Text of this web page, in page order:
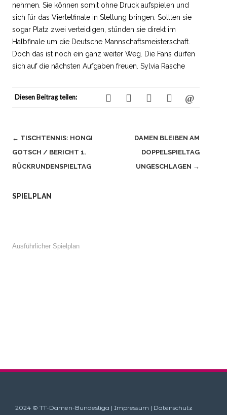
nehmen. Sie können somit ohne Druck aufspielen und
sich für das Viertelfinale in Stellung bringen. Sollten sie
sogar Platz zwei verteidigen, stünden sie direkt im
Halbfinale um die Deutsche Mannschaftsmeisterschaft.
Doch das ist noch ein ganz weiter Weg. Die Fans dürfen
sich auf die nächsten Aufgaben freuen. Sylvia Rasche
Diesen Beitrag teilen:
Beitragsnavigation
← TISCHTENNIS: HONGI
GOTSCH / BERICHT 1.
RÜCKRUNDENSPIELTAG
DAMEN BLEIBEN AM
DOPPELSPIELTAG
UNGESCHLAGEN →
SPIELPLAN
Ausführlicher Spielplan
2024 © TT-Damen-Bundesliga | Impressum | Datenschutz